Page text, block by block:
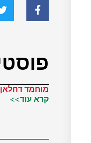
מוחמד דחלאן
קרא עוד>>